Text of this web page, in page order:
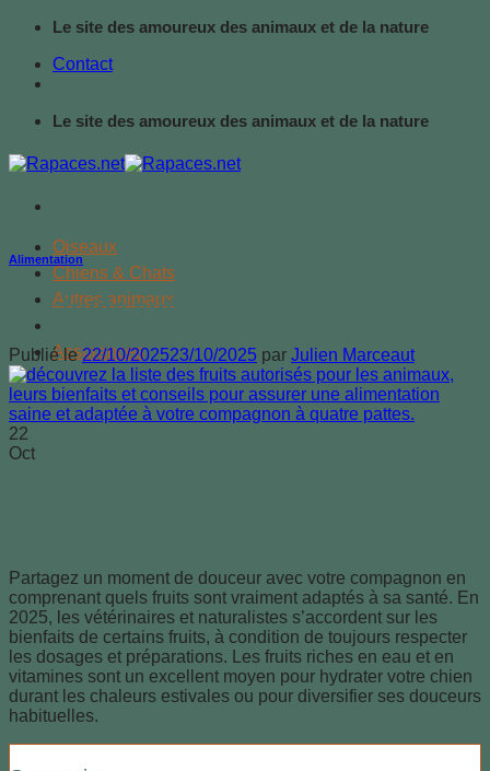
Passer
contenu
Le site des amoureux des animaux et de la nature
Contact
Le site des amoureux des animaux et de la nature
Oiseaux
Chiens & Chats
Autres animaux
Assurances
Alimentation
Les fruits autorisés pour les animaux
Publié le22/10/202523/10/2025 par Julien Marceaut
22
Oct
Partagez un moment de douceur avec votre compagnon en
comprenant quels fruits sont vraiment adaptés à sa santé. En
2025, les vétérinaires et naturalistes s’accordent sur les
bienfaits de certains fruits, à condition de toujours respecter
les dosages et préparations. Les fruits riches en eau et en
vitamines sont un excellent moyen pour hydrater votre chien
durant les chaleurs estivales ou pour diversifier ses douceurs
habituelles.